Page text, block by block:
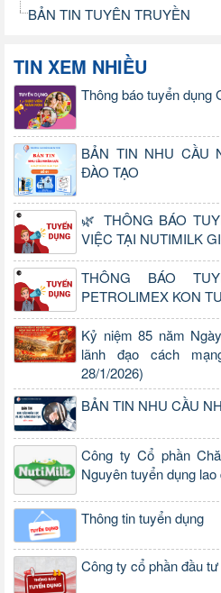
BẢN TIN TUYÊN TRUYỀN
TIN XEM NHIỀU
Thông báo tuyển dụng
BẢN TIN NHU CẦU
ĐÀO TẠO
🌿 THÔNG BÁO
VIỆC TẠI NUTIMILK
THÔNG BÁO
PETROLIMEX KON
Kỷ niệm 85 năm
lãnh đạo cách
28/1/2026)
BẢN TIN NHU CẦU
Công ty Cổ phần
Nguyên tuyển dụng
Thông tin tuyển dụng
Công ty cổ phần đầu